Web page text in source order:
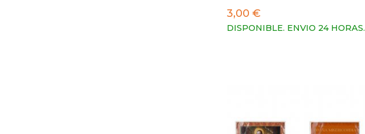
3,00 €
DISPONIBLE. ENVIO 24 HORAS.